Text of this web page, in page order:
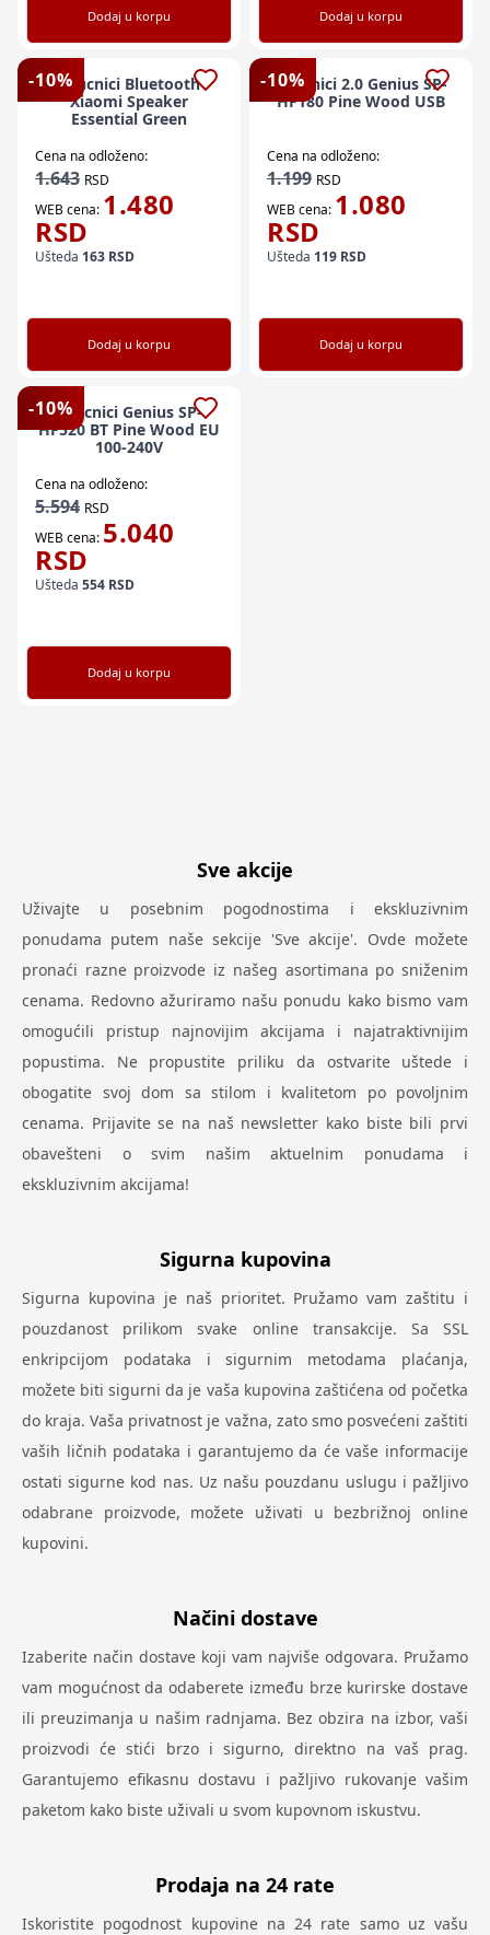
Dodaj u korpu Dodaj u korpu
-10%
Zvucnici Bluetooth
Xiaomi Speaker
Essential Green
Cena na odloženo:
1.643 RSD
WEB cena: 1.480
RSD
Ušteda 163 RSD
Dodaj u korpu
-10%
Zvucnici 2.0 Genius SP-
HF180 Pine Wood USB
Cena na odloženo:
1.199 RSD
WEB cena: 1.080
RSD
Ušteda 119 RSD
Dodaj u korpu
-10%
Zvucnici Genius SP-
HF520 BT Pine Wood EU
100-240V
Cena na odloženo:
5.594 RSD
WEB cena: 5.040
RSD
Ušteda 554 RSD
Dodaj u korpu
Sve akcije
Uživajte u posebnim pogodnostima i ekskluzivnim
ponudama putem naše sekcije 'Sve akcije'. Ovde možete
pronaći razne proizvode iz našeg asortimana po sniženim
cenama. Redovno ažuriramo našu ponudu kako bismo vam
omogućili pristup najnovijim akcijama i najatraktivnijim
popustima. Ne propustite priliku da ostvarite uštede i
obogatite svoj dom sa stilom i kvalitetom po povoljnim
cenama. Prijavite se na naš newsletter kako biste bili prvi
obavešteni o svim našim aktuelnim ponudama i
ekskluzivnim akcijama!
Sigurna kupovina
Sigurna kupovina je naš prioritet. Pružamo vam zaštitu i
pouzdanost prilikom svake online transakcije. Sa SSL
enkripcijom podataka i sigurnim metodama plaćanja,
možete biti sigurni da je vaša kupovina zaštićena od početka
do kraja. Vaša privatnost je važna, zato smo posvećeni zaštiti
vaših ličnih podataka i garantujemo da će vaše informacije
ostati sigurne kod nas. Uz našu pouzdanu uslugu i pažljivo
odabrane proizvode, možete uživati u bezbrižnoj online
kupovini.
Načini dostave
Izaberite način dostave koji vam najviše odgovara. Pružamo
vam mogućnost da odaberete između brze kurirske dostave
ili preuzimanja u našim radnjama. Bez obzira na izbor, vaši
proizvodi će stići brzo i sigurno, direktno na vaš prag.
Garantujemo efikasnu dostavu i pažljivo rukovanje vašim
paketom kako biste uživali u svom kupovnom iskustvu.
Prodaja na 24 rate
Iskoristite pogodnost kupovine na 24 rate samo uz vašu